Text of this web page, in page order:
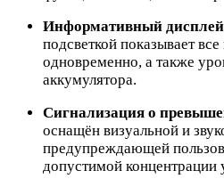
Информативный
подсветкой показывает
одновременно, а также
аккумулятора.
Сигнализация о
оснащён визуальной и
предупреждающей
допустимой концентрации